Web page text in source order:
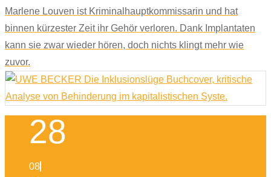
Marlene Louven ist Kriminalhauptkommissarin und hat
binnen kürzester Zeit ihr Gehör verloren. Dank Implantaten
kann sie zwar wieder hören, doch nichts klingt mehr wie
zuvor.
28
08